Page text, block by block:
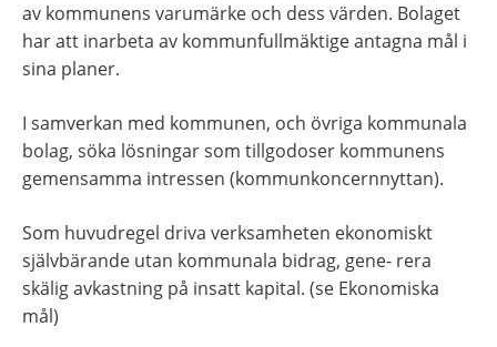
av kommunens varumärke och dess värden. Bolaget
har att inarbeta av kommunfullmäktige antagna mål i
sina planer.
I samverkan med kommunen, och övriga kommunala
bolag, söka lösningar som tillgodoser kommunens
gemensamma intressen (kommunkoncernnyttan).
Som huvudregel driva verksamheten ekonomiskt
självbärande utan kommunala bidrag, gene- rera
skälig avkastning på insatt kapital. (se Ekonomiska
mål)